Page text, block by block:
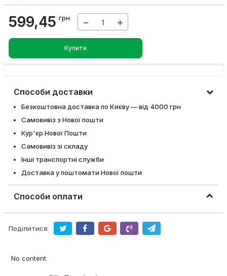
599,45 грн − +
Купити
Способи доставки
Безкоштовна доставка по Києву — від 4000 грн
Самовивіз з Нової пошти
Кур'єр Нової Пошти
Самовивіз зі складу
Інші транспортні служби
Доставка у поштомати Нової пошти
Способи оплати
Поділитися:
No content